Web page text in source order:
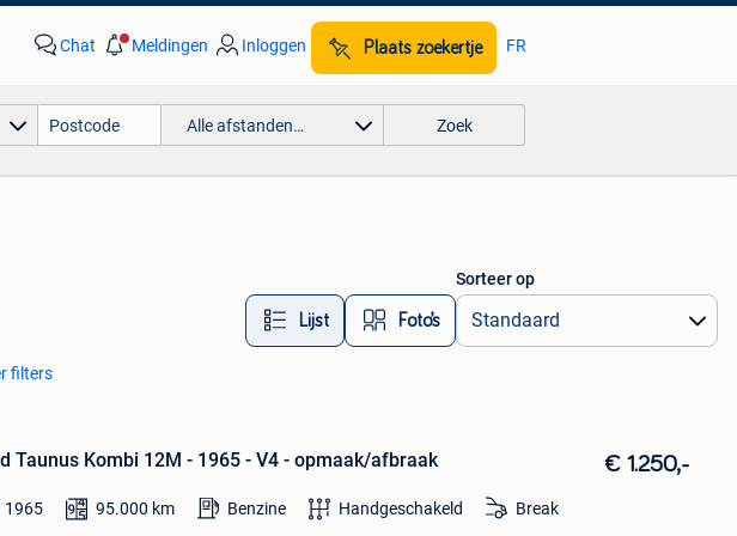
Chat Meldingen Inloggen Plaats zoekertje FR
Alle afstanden… Zoek
Lijst Foto’s
Sorteer op
filters
Taunus Kombi 12M - 1965 - V4 - opmaak/afbraak € 1.250,-
1965 95.000 km Benzine Handgeschakeld Break